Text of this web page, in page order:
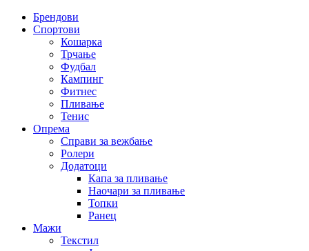
Брендови
Спортови
Кошарка
Трчање
Фудбал
Кампинг
Фитнес
Пливање
Тенис
Опрема
Справи за вежбање
Ролери
Додатоци
Капа за пливање
Наочари за пливање
Топки
Ранец
Мажи
Текстил